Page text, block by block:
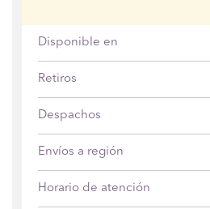
Disponible en
Retiros
Despachos
Envíos a región
Horario de atención